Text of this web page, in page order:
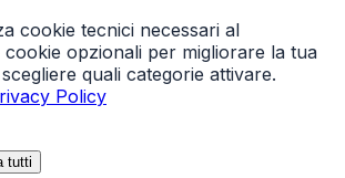
cookie tecnici necessari al
opzionali per migliorare la tua
quali categorie attivare.
Policy
tutti